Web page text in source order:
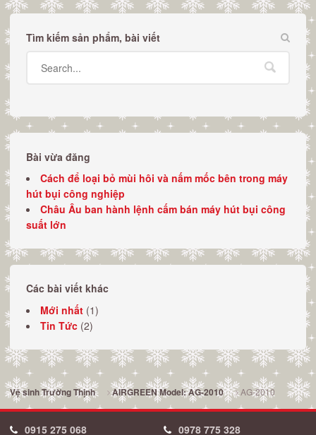
Tìm kiếm sản phẩm, bài viết
Bài vừa đăng
Cách để loại bỏ mùi hôi và nấm mốc bên trong máy
hút bụi công nghiệp
Châu Âu ban hành lệnh cấm bán máy hút bụi công
suất lớn
Các bài viết khác
Mới nhất(1)
Tin Tức(2)
Vệ sinh Trường Thịnh AIRGREEN Model: AG-2010 AG-2010
0915 275 068 0978 775 328